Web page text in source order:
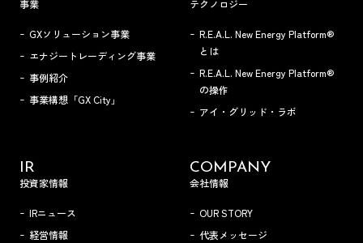
事業
GXソリューション事業
エナジートレーディング事業
事例紹介
事業構想「GX City」
テクノロジー
R.E.A.L. New Energy Platform®
とは
R.E.A.L. New Energy Platform®
の操作
アイ・グリッド・ラボ
IR
投資家情報
IRニュース
経営情報
COMPANY
会社情報
OUR STORY
代表メッセージ